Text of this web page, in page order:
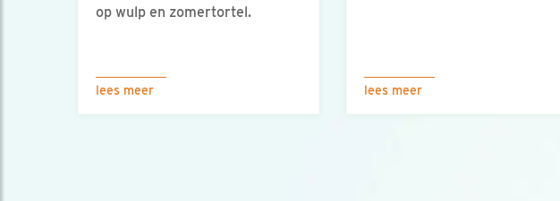
op wulp en zomertortel.
lees meer lees meer